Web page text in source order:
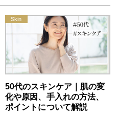
50代のスキンケア｜肌の変
化や原因、手入れの方法、
ポイントについて解説